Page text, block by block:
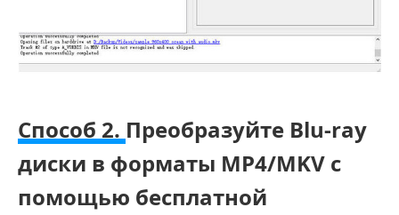
Способ 2. Преобразуйте Blu-ray
диски в форматы MP4/MKV с
помощью бесплатной